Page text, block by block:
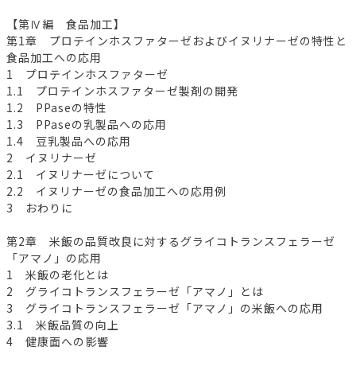
【第Ⅳ編 食品加工】
第1章 プロテインホスファターゼおよびイヌリナーゼの特性と
食品加工への応用
1 プロテインホスファターゼ
1.1 プロテインホスファターゼ製剤の開発
1.2 PPaseの特性
1.3 PPaseの乳製品への応用
1.4 豆乳製品への応用
2 イヌリナーゼ
2.1 イヌリナーゼについて
2.2 イヌリナーゼの食品加工への応用例
3 おわりに
第2章 米飯の品質改良に対するグライコトランスフェラーゼ
「アマノ」の応用
1 米飯の老化とは
2 グライコトランスフェラーゼ「アマノ」とは
3 グライコトランスフェラーゼ「アマノ」の米飯への応用
3.1 米飯品質の向上
4 健康面への影響